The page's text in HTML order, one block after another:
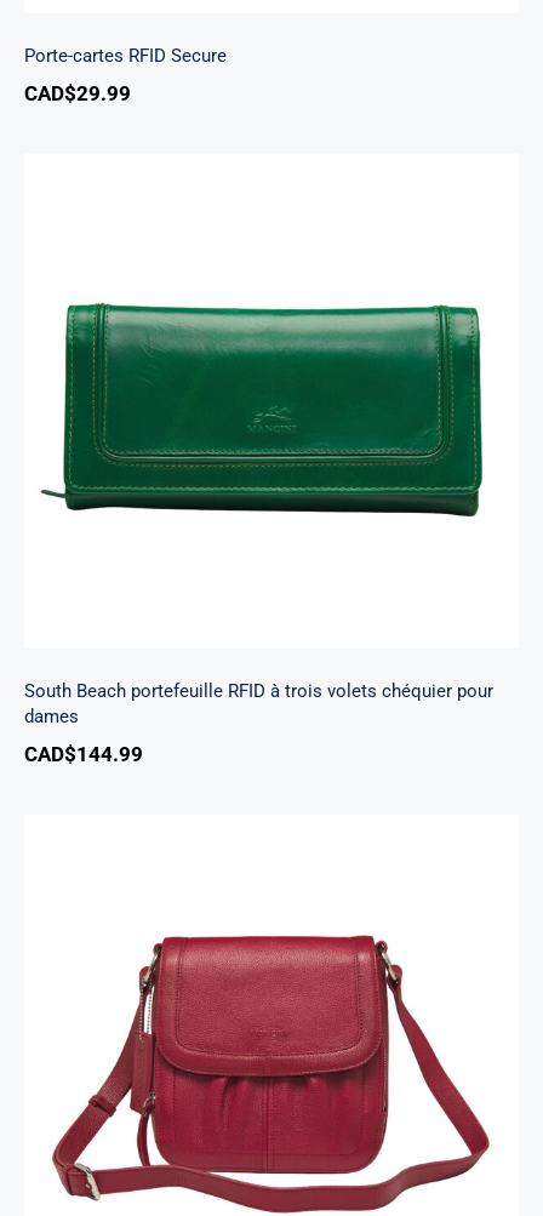
Porte-cartes RFID Secure
CAD$29.99
South Beach portefeuille RFID à trois volets
chéquier pour dames
South Beach portefeuille RFID à trois volets chéquier pour
dames
CAD$144.99
Sac à Main Bandoulière Emily